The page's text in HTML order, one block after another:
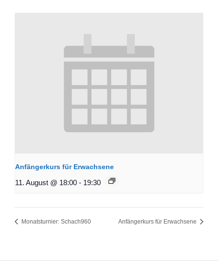
Anfängerkurs für Erwachsene
11. August @ 18:00 - 19:30
Monatsturnier: Schach960 Anfängerkurs für Erwachsene